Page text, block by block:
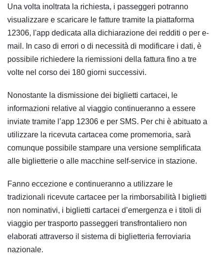
Una volta inoltrata la richiesta, i passeggeri potranno
visualizzare e scaricare le fatture tramite la piattaforma
12306, l'app dedicata alla dichiarazione dei redditi o per e-
mail. In caso di errori o di necessità di modificare i dati, è
possibile richiedere la riemissioni della fattura fino a tre
volte nel corso dei 180 giorni successivi.
Nonostante la dismissione dei biglietti cartacei, le
informazioni relative al viaggio continueranno a essere
inviate tramite l’app 12306 e per SMS. Per chi è abituato a
utilizzare la ricevuta cartacea come promemoria, sarà
comunque possibile stampare una versione semplificata
alle biglietterie o alle macchine self-service in stazione.
Fanno eccezione e continueranno a utilizzare le
tradizionali ricevute cartacee per la rimborsabilità I biglietti
non nominativi, i biglietti cartacei d’emergenza e i titoli di
viaggio per trasporto passeggeri transfrontaliero non
elaborati attraverso il sistema di biglietteria ferroviaria
nazionale.